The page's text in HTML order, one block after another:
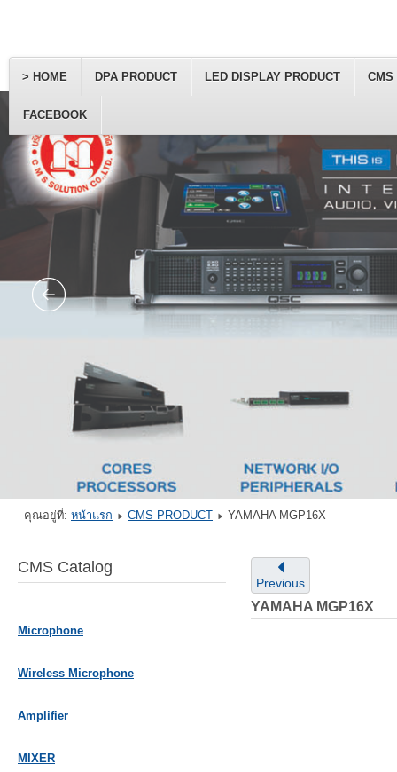
> HOME DPA PRODUCT LED DISPLAY PRODUCT CMS
FACEBOOK
คุณอยู่ที่: หน้าแรก CMS PRODUCT YAMAHA MGP16X
CMS Catalog
Microphone
Wireless Microphone
Amplifier
MIXER
Previous
YAMAHA MGP16X